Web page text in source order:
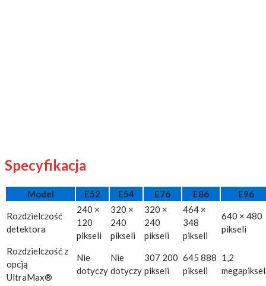
Specyfikacja
Model E52 E54 E76 E86 E96
Rozdzielczość
detektora
240 ×
120
pikseli
320 ×
240
pikseli
320 ×
240
pikseli
464 ×
348
pikseli
640 × 480
pikseli
Rozdzielczość z
opcją
UltraMax®
Nie
dotyczy
Nie
dotyczy
307 200
pikseli
645 888
pikseli
1,2